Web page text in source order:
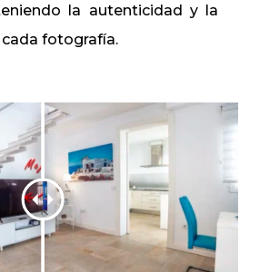
la autenticidad y la
fotografía.